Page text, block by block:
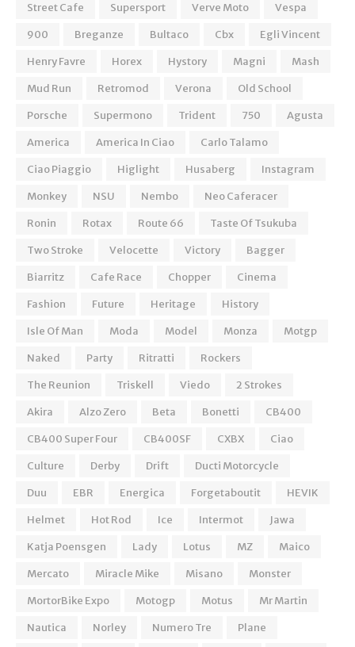
Street Cafe Supersport Verve Moto
Vespa
900
Breganze Bultaco Cbx
Egli Vincent
Henry Favre
Horex Hystory Magni
Mash
Mud Run
Retromod Verona
Old School
Porsche
Supermono Trident 750
Agusta
America
America In Ciao
Carlo Talamo
Ciao Piaggio
Higlight Husaberg
Instagram
Monkey
NSU Nembo
Neo Caferacer
Ronin
Rotax Route 66
Taste Of Tsukuba
Two Stroke
Velocette Victory
Bagger
Biarritz
Cafe Race Chopper
Cinema
Fashion
Future Heritage
History
Isle Of Man
Moda Model Monza
Motgp
Naked
Party Ritratti
Rockers
The Reunion
Triskell Viedo
2 Strokes
Akira
Alzo Zero Beta Bonetti
CB400
CB400 Super Four
CB400SF CXBX
Ciao
Culture
Derby Drift
Ducti Motorcycle
Duu
EBR Energica Forgetaboutit
HEVIK
Helmet
Hot Rod Ice Intermot
Jawa
Katja Poensgen
Lady Lotus MZ
Maico
Mercato
Miracle Mike Misano
Monster
MortorBike Expo
Motogp Motus
Mr Martin
Nautica
Norley Numero Tre
Plane